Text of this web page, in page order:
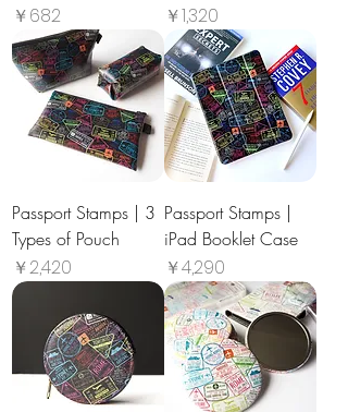
価格
￥682 価格
￥1,320
Passport Stamps | 3
Types of Pouch
価格
￥2,420
Passport Stamps |
iPad Booklet Case
価格
￥4,290